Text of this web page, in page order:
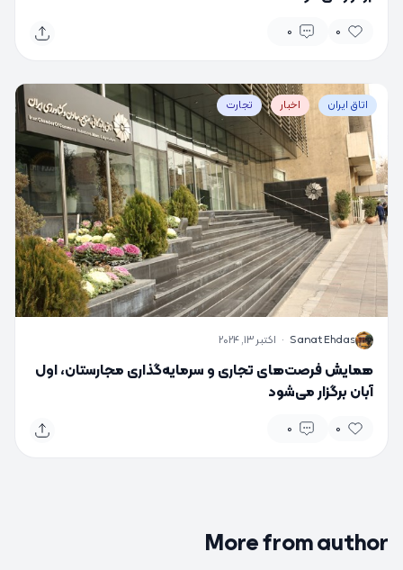
0
0
اتاق ایران اخبار تجارت
S
Sanat Ehdas
· اکتبر 13, 2024
همایش فرصت‌های تجاری و سرمایه‌گذاری مجارستان، اول
آبان برگزار می‌شود
0
0
More from author